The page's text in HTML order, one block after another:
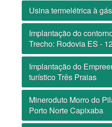
Usina termelétrica à
Implantação do
Trecho: Rodovia ES -
Implantação do
turístico Três Praias
Mineroduto Morro do
Porto Norte Capixaba